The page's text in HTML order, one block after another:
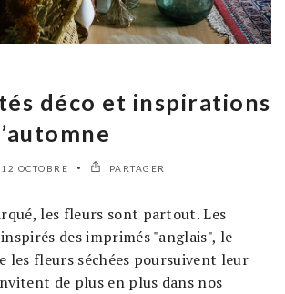
déco et inspirations
12 OCTOBRE PARTAGER
les fleurs sont partout. Les
des imprimés "anglais", le
les fleurs séchées poursuivent leur
de plus en plus dans nos